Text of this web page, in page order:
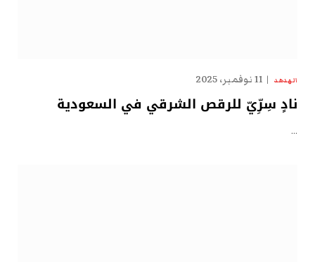
الهدهد 11 نوفمبر، 2025
نادٍ سِرِّيّ للرقص الشرقي في السعودية
…